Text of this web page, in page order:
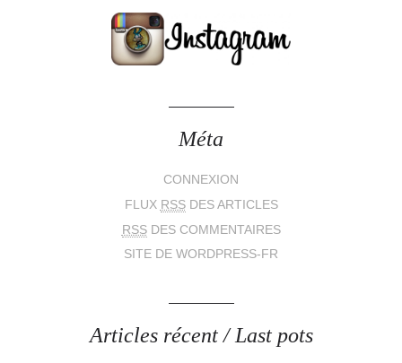
Méta
CONNEXION
FLUX RSSDES ARTICLES
RSSDES COMMENTAIRES
SITE DE WORDPRESS-FR
Articles récent / Last pots